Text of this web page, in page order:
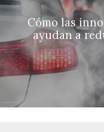
Cómo las
ayudan a